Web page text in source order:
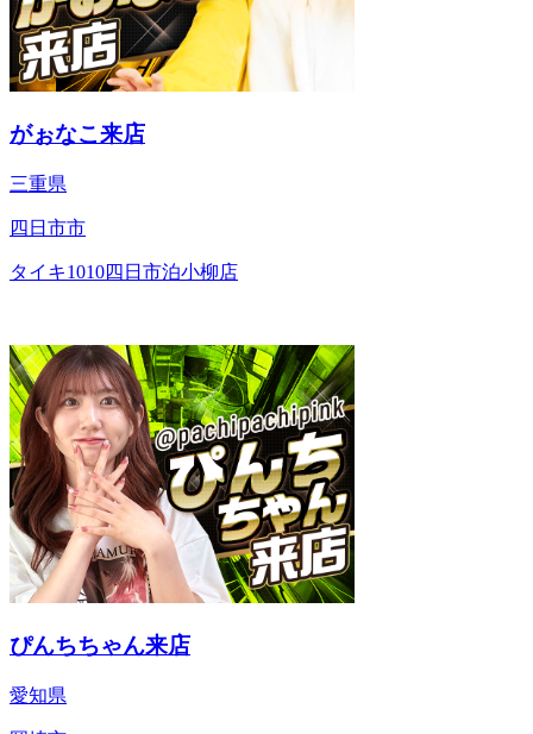
がぉなこ来店
三重県
四日市市
タイキ1010四日市泊小柳店
ぴんちちゃん来店
愛知県